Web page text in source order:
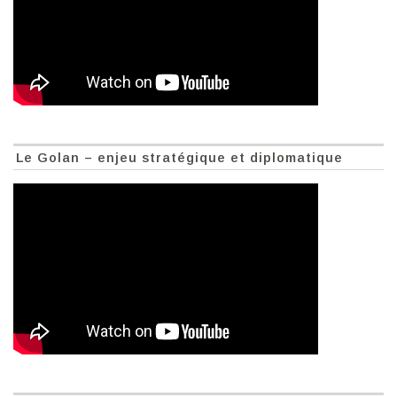
Le Golan – enjeu stratégique et diplomatique